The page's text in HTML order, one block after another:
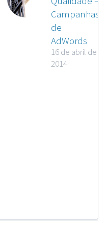
Campanhas
de
AdWords
16 de abril de
2014